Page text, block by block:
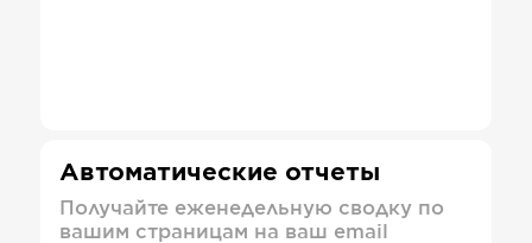
Автоматические отчеты
Получайте еженедельную сводку по
вашим страницам на ваш email